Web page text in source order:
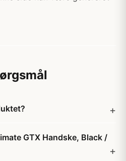
GTX Handske, Black /